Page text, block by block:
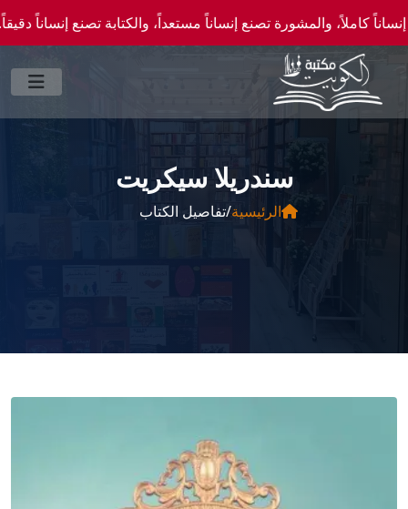
والمشورة تصنع إنساناً مستعداً، والكتابة تصنع إنساناً دقيقاً." —احصل علي عروض
سندريلا سيكريت
الرئيسية/تفاصيل الكتاب